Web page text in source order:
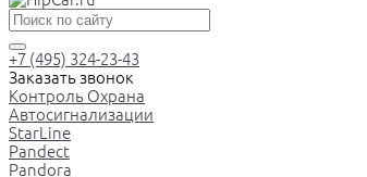
+7 (495) 324-23-43
Заказать звонок
Контроль Охрана
Автосигнализации
StarLine
Pandect
Pandora